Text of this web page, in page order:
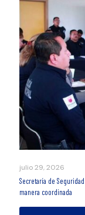
julio 29, 2026
Secretaría de
manera coordinada